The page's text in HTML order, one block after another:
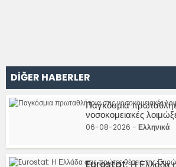
DİĞER HABERLER
Παγκόσμια
νοσοκομειακές
06-08-2026 - Ελληνικά
Eurostat: Η Ελλάδα